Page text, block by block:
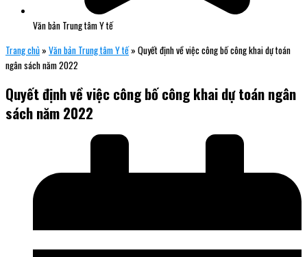
Văn bản Trung tâm Y tế
Trang chủ » Văn bản Trung tâm Y tế» Quyết định về việc công bố công khai dự toán
ngân sách năm 2022
Quyết định về việc công bố công khai dự toán ngân
sách năm 2022